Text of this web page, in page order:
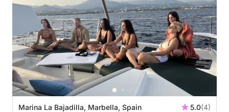
Marina La Bajadilla, Marbella, Spain 5.0(4)